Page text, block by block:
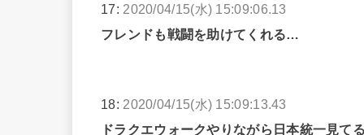
17: 2020/04/15(水) 15:09:06.13
フレンドも戦闘を助けてくれる…
18: 2020/04/15(水) 15:09:13.43
ドラクエウォークやりながら日本統一見て